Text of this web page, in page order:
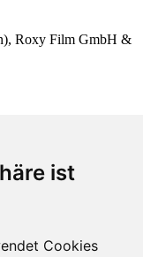
ist
Cookies
Roxy Film GmbH &
der Zeit des Viehauftriebs
in den Schweizer
ihrer harten